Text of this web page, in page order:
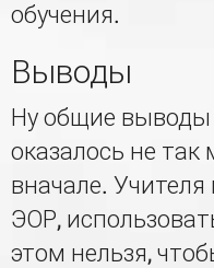
обучения.
Выводы
Ну общие выводы
оказалось не так
вначале. Учителя
ЭОР,
этом нельзя,